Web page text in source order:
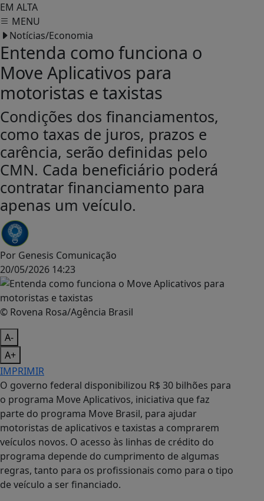
EM ALTA
MENU
Notícias/Economia
Entenda como funciona o
Move Aplicativos para
motoristas e taxistas
Condições dos financiamentos,
como taxas de juros, prazos e
carência, serão definidas pelo
CMN. Cada beneficiário poderá
contratar financiamento para
apenas um veículo.
Por Genesis Comunicação
20/05/2026 14:23
© Rovena Rosa/Agência Brasil
A-
A+
IMPRIMIR
O governo federal disponibilizou R$ 30 bilhões para
o programa Move Aplicativos, iniciativa que faz
parte do programa Move Brasil, para ajudar
motoristas de aplicativos e taxistas a comprarem
veículos novos. O acesso às linhas de crédito do
programa depende do cumprimento de algumas
regras, tanto para os profissionais como para o tipo
de veículo a ser financiado.